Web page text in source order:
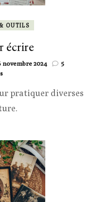
OUTILS
écrire
novembre 2024
5
sur
fiches
écrire
pratiquer diverses